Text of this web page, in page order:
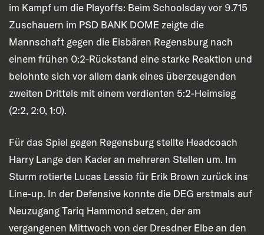
im Kampf um die Playoffs: Beim Schoolsday vor 9.715
Zuschauern im PSD BANK DOME zeigte die
Mannschaft gegen die Eisbären Regensburg nach
einem frühen 0:2-Rückstand eine starke Reaktion und
belohnte sich vor allem dank eines überzeugenden
zweiten Drittels mit einem verdienten 5:2-Heimsieg
(2:2, 2:0, 1:0).
Für das Spiel gegen Regensburg stellte Headcoach
Harry Lange den Kader an mehreren Stellen um. Im
Sturm rotierte Lucas Lessio für Erik Brown zurück ins
Line-up. In der Defensive konnte die DEG erstmals auf
Neuzugang Tariq Hammond setzen, der am
vergangenen Mittwoch von der Dresdner Elbe an den